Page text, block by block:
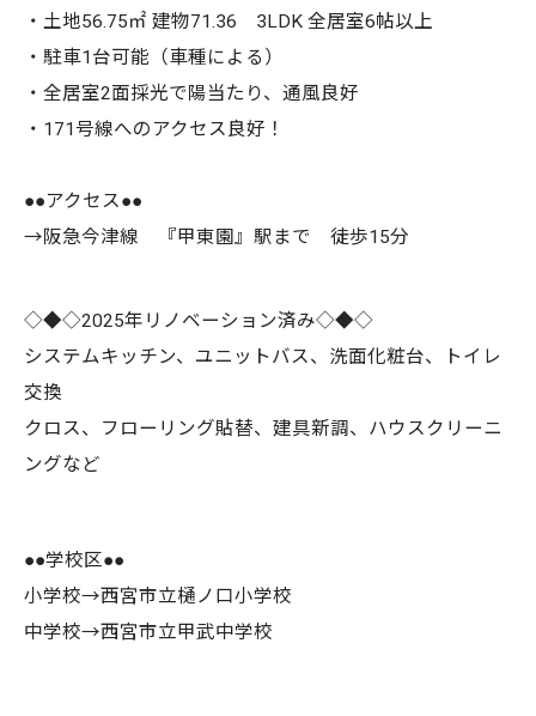
・土地56.75㎡ 建物71.36 3LDK 全居室6帖以上
・駐車1台可能（車種による）
・全居室2面採光で陽当たり、通風良好
・171号線へのアクセス良好！
●●アクセス●●
→阪急今津線 『甲東園』駅まで 徒歩15分
◇◆◇2025年リノベーション済み◇◆◇
システムキッチン、ユニットバス、洗面化粧台、トイレ
交換
クロス、フローリング貼替、建具新調、ハウスクリーニ
ングなど
●●学校区●●
小学校→西宮市立樋ノ口小学校
中学校→西宮市立甲武中学校